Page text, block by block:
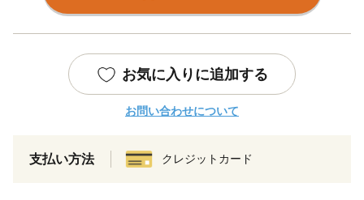
お気に入りに追加する
お問い合わせについて
支払い方法 クレジットカード